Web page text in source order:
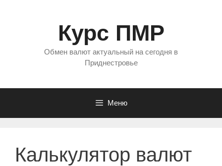
Курс ПМР
Обмен валют актуальный на сегодня в
Приднестровье
Меню
Калькулятор валют